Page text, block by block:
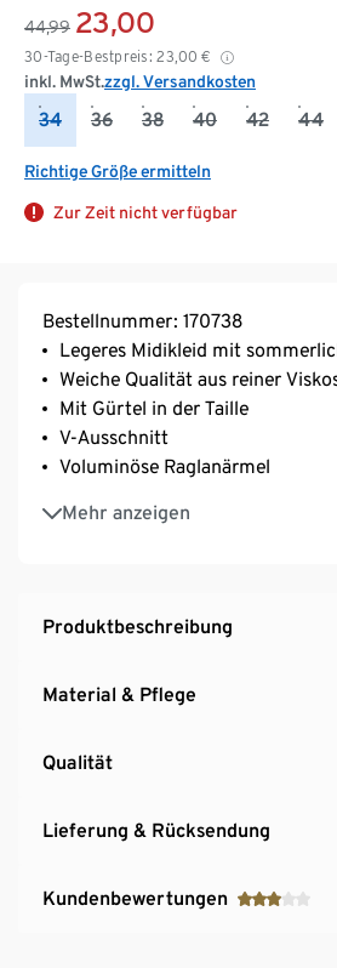
44,99 23,00
30-Tage-Bestpreis: 23,00 €
inkl. MwSt.zzgl. Versandkosten
34 36 38 40 42 44
Richtige Größe ermitteln
Zur Zeit nicht verfügbar
Bestellnummer: 170738
Legeres Midikleid mit
Weiche Qualität aus reiner
Mit Gürtel in der Taille
V-Ausschnitt
Voluminöse Raglanärmel
Mehr anzeigen
Lauren ist 171 cm groß und trägt
Dies ist ein Produkt der Marke
Produktbeschreibung
Material & Pflege
Qualität
Lieferung & Rücksendung
Kundenbewertungen